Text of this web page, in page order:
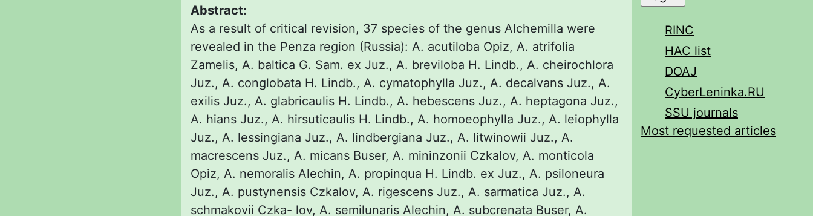
Abstract:
As a result of critical revision, 37 species of the genus Alchemilla were
revealed in the Penza region (Russia): A. acutiloba Opiz, A. atrifolia
Zamelis, A. baltica G. Sam. ex Juz., A. breviloba H. Lindb., A. cheirochlora
Juz., А. conglobata H. Lindb., А. cymatophylla Juz., А. decalvans Juz., А.
exilis Juz., А. glabricaulis H. Lindb., А. hebescens Juz., A. heptagona Juz.,
A. hians Juz., А. hirsuticaulis H. Lindb., A. homoeophylla Juz., А. leiophylla
Juz., А. lessingiana Juz., А. lindbergiana Juz., A. litwinowii Juz., A.
macrescens Juz., А. micans Buser, A. mininzonii Czkalov, А. monticola
Opiz, А. nemoralis Alechin, А. propinqua H. Lindb. ex Juz., A. psiloneura
Juz., A. pustynensis Czkalov, A. rigescens Juz., А. sarmatica Juz., A.
schmakovii Czka- lov, A. semilunaris Alechin, А. subcrenata Buser, A.
RINC
HAC list
DOAJ
CyberLeninka.RU
SSU journals
Most requested articles